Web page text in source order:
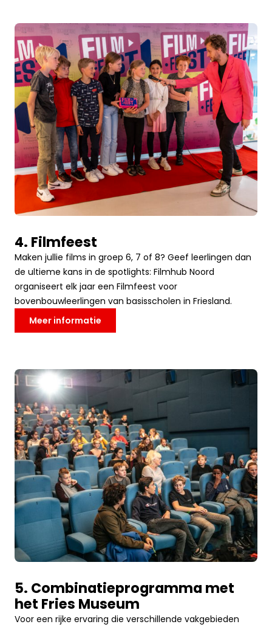
4. Filmfeest
Maken jullie films in groep 6, 7 of 8? Geef leerlingen dan
de ultieme kans in de spotlights: Filmhub Noord
organiseert elk jaar een Filmfeest voor
bovenbouwleerlingen van basisscholen in Friesland.
Meer informatie
5. Combinatieprogramma met
het Fries Museum
Voor een rijke ervaring die verschillende vakgebieden